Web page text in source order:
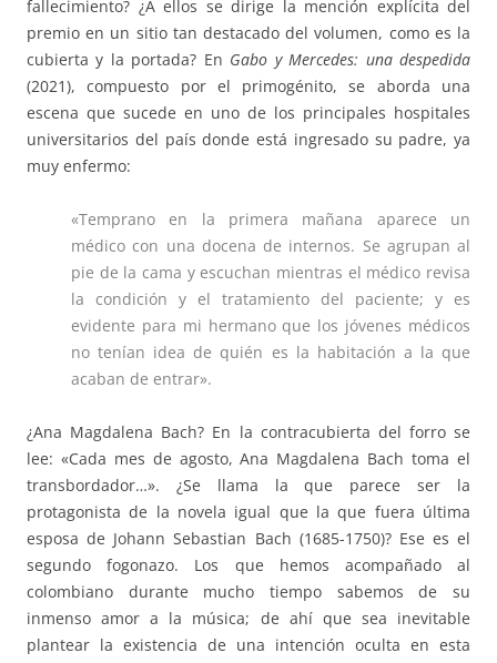
fallecimiento? ¿A ellos se dirige la mención explícita del
premio en un sitio tan destacado del volumen, como es la
cubierta y la portada? En Gabo y Mercedes: una despedida
(2021), compuesto por el primogénito, se aborda una
escena que sucede en uno de los principales hospitales
universitarios del país donde está ingresado su padre, ya
muy enfermo:
«Temprano en la primera mañana aparece un
médico con una docena de internos. Se agrupan al
pie de la cama y escuchan mientras el médico revisa
la condición y el tratamiento del paciente; y es
evidente para mi hermano que los jóvenes médicos
no tenían idea de quién es la habitación a la que
acaban de entrar».
¿Ana Magdalena Bach? En la contracubierta del forro se
lee: «Cada mes de agosto, Ana Magdalena Bach toma el
transbordador…». ¿Se llama la que parece ser la
protagonista de la novela igual que la que fuera última
esposa de Johann Sebastian Bach (1685-1750)? Ese es el
segundo fogonazo. Los que hemos acompañado al
colombiano durante mucho tiempo sabemos de su
inmenso amor a la música; de ahí que sea inevitable
plantear la existencia de una intención oculta en esta